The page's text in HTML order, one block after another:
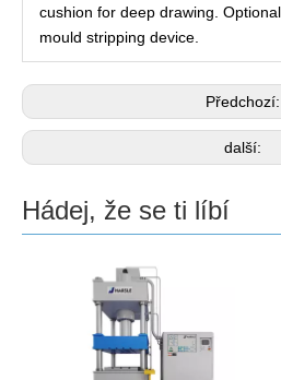
cushion for deep drawing.
mould stripping device.
Předchozí:
další:
Hádej, že se ti líbí